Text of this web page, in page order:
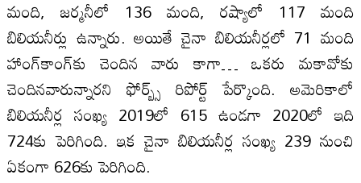
మంది, జర్మనీలో 136 మంది, రష్యాలో 117 మంది
బిలియనీర్లు ఉన్నారు. అయితే చైనా బిలియనీర్లలో 71 మంది
హాంగ్‌కాంగ్‌కు చెందిన వారు కాగా… ఒకరు మకావోకు
చెందినవారున్నారని ఫోర్బ్స్‌ రిపోర్ట్‌ పేర్కొంది. అమెరికాలో
బిలియనీర్ల సంఖ్య 2019లో 615 ఉండగా 2020లో ఇది
724కు పెరిగింది. ఇక చైనా బిలియనీర్ల సంఖ్య 239 నుంచి
ఏకంగా 626కు పెరిగింది.